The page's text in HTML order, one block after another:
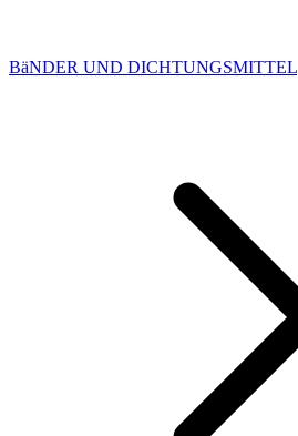
BäNDER UND DICHTUNGSMITTEL